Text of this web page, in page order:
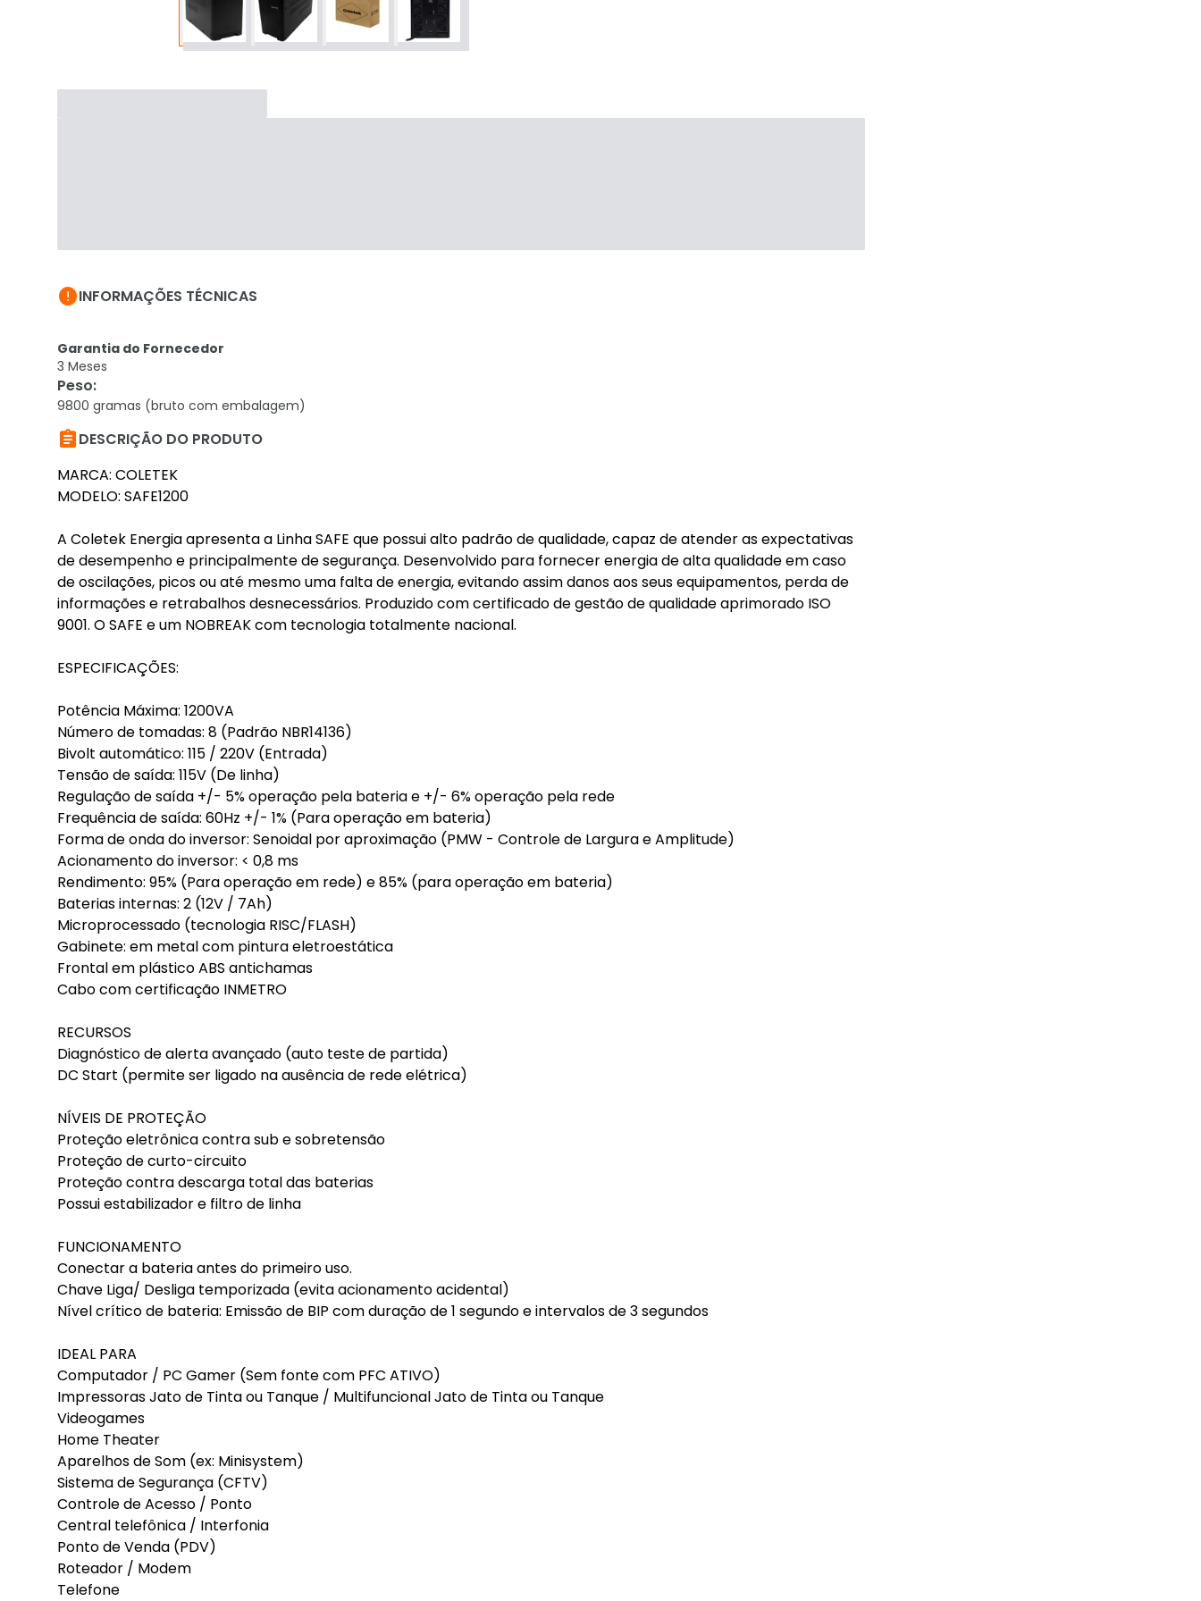
INFORMAÇÕES TÉCNICAS
Garantia do Fornecedor
3 Meses
Peso:
9800 gramas (bruto com embalagem)
DESCRIÇÃO DO PRODUTO
MARCA: COLETEK
MODELO: SAFE1200
A Coletek Energia apresenta a Linha SAFE que possui alto padrão de qualidade, capaz de atender as expectativas
de desempenho e principalmente de segurança. Desenvolvido para fornecer energia de alta qualidade em caso
de oscilações, picos ou até mesmo uma falta de energia, evitando assim danos aos seus equipamentos, perda de
informações e retrabalhos desnecessários. Produzido com certificado de gestão de qualidade aprimorado ISO
9001. O SAFE e um NOBREAK com tecnologia totalmente nacional.
ESPECIFICAÇÕES:
Potência Máxima: 1200VA
Número de tomadas: 8 (Padrão NBR14136)
Bivolt automático: 115 / 220V (Entrada)
Tensão de saída: 115V (De linha)
Regulação de saída +/- 5% operação pela bateria e +/- 6% operação pela rede
Frequência de saída: 60Hz +/- 1% (Para operação em bateria)
Forma de onda do inversor: Senoidal por aproximação (PMW - Controle de Largura e Amplitude)
Acionamento do inversor: < 0,8 ms
Rendimento: 95% (Para operação em rede) e 85% (para operação em bateria)
Baterias internas: 2 (12V / 7Ah)
Microprocessado (tecnologia RISC/FLASH)
Gabinete: em metal com pintura eletroestática
Frontal em plástico ABS antichamas
Cabo com certificação INMETRO
RECURSOS
Diagnóstico de alerta avançado (auto teste de partida)
DC Start (permite ser ligado na ausência de rede elétrica)
NÍVEIS DE PROTEÇÃO
Proteção eletrônica contra sub e sobretensão
Proteção de curto-circuito
Proteção contra descarga total das baterias
Possui estabilizador e filtro de linha
FUNCIONAMENTO
Conectar a bateria antes do primeiro uso.
Chave Liga/ Desliga temporizada (evita acionamento acidental)
Nível crítico de bateria: Emissão de BIP com duração de 1 segundo e intervalos de 3 segundos
IDEAL PARA
Computador / PC Gamer (Sem fonte com PFC ATIVO)
Impressoras Jato de Tinta ou Tanque / Multifuncional Jato de Tinta ou Tanque
Videogames
Home Theater
Aparelhos de Som (ex: Minisystem)
Sistema de Segurança (CFTV)
Controle de Acesso / Ponto
Central telefônica / Interfonia
Ponto de Venda (PDV)
Roteador / Modem
Telefone